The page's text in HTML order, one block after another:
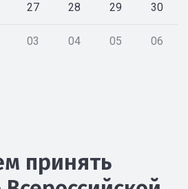
27 28 29 30
03 04 05 06
принять